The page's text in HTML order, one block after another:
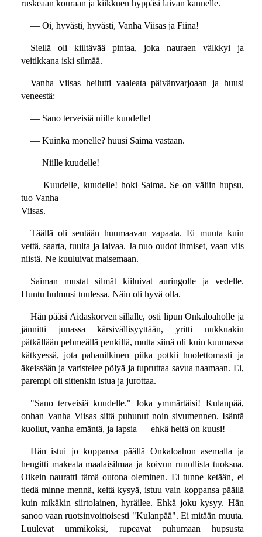
ruskeaan kouraan ja kiikkuen hyppäsi laivan kannelle.
— Oi, hyvästi, hyvästi, Vanha Viisas ja Fiina!
Siellä oli kiiltävää pintaa, joka nauraen välkkyi ja
veitikkana iski silmää.
Vanha Viisas heilutti vaaleata päivänvarjoaan ja huusi
veneestä:
— Sano terveisiä niille kuudelle!
— Kuinka monelle? huusi Saima vastaan.
— Niille kuudelle!
— Kuudelle, kuudelle! hoki Saima. Se on väliin hupsu,
tuo Vanha
Viisas.
Täällä oli sentään huumaavan vapaata. Ei muuta kuin
vettä, saarta, tuulta ja laivaa. Ja nuo oudot ihmiset, vaan viis
niistä. Ne kuuluivat maisemaan.
Saiman mustat silmät kiiluivat auringolle ja vedelle.
Huntu hulmusi tuulessa. Näin oli hyvä olla.
Hän pääsi Aidaskorven sillalle, osti lipun Onkaloaholle ja
jännitti junassa kärsivällisyyttään, yritti nukkuakin
pätkällään pehmeällä penkillä, mutta siinä oli kuin kuumassa
kätkyessä, jota pahanilkinen piika potkii huolettomasti ja
äkeissään ja varistelee pölyä ja tupruttaa savua naamaan. Ei,
parempi oli sittenkin istua ja jurottaa.
"Sano terveisiä kuudelle." Joka ymmärtäisi! Kulanpää,
onhan Vanha Viisas siitä puhunut noin sivumennen. Isäntä
kuollut, vanha emäntä, ja lapsia — ehkä heitä on kuusi!
Hän istui jo koppansa päällä Onkaloahon asemalla ja
hengitti makeata maalaisilmaa ja koivun runollista tuoksua.
Oikein nauratti tämä outona oleminen. Ei tunne ketään, ei
tiedä minne mennä, keitä kysyä, istuu vain koppansa päällä
kuin mikäkin siirtolainen, hyräilee. Ehkä joku kysyy. Hän
sanoo vaan ruotsinvoittoisesti "Kulanpää". Ei mitään muuta.
Luulevat ummikoksi, rupeavat puhumaan hupsusta